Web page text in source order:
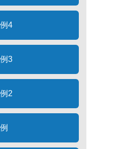
4
3
2